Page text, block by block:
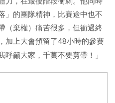
」的團隊精神，比賽途中也不
（棄權）痛苦很多，但衝過終
加上大會預留了48小時的參賽
籲大家，千萬不要剪帶！」